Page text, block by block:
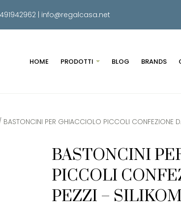
| info@regalcasa.net
HOME PRODOTTI BLOG BRANDS
BASTONCINI PER GHIACCIOLO PICCOLI CONFEZIONE
BASTONCINI
PICCOLI
PEZZI –